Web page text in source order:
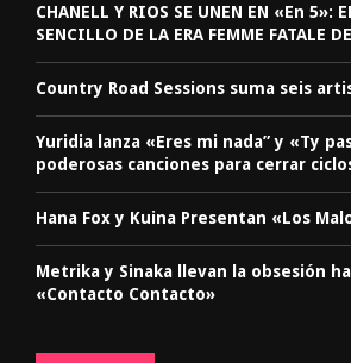
CHANELL Y RIOS SE UNEN EN «En 5»:
SENCILLO DE LA ERA FEMME FATALE
Country Road Sessions suma seis
Yuridia lanza «Eres mi nada” y «Ty
poderosas canciones para cerrar
Hana Fox y Kuina Presentan «Los
Metrika y Sinaka llevan la obsesión
«Contacto Contacto»